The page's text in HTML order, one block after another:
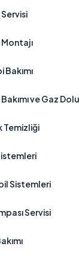
ve Gaz
Temizliği
Sistemleri
Servisi